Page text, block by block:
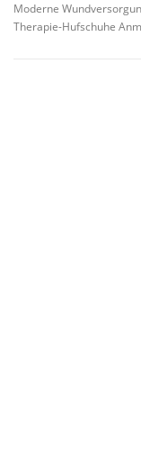
Moderne
Therapie-Hufschuhe